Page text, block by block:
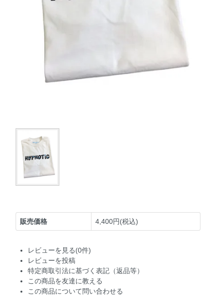
販売価格 4,400円(税込)
レビューを見る(0件)
レビューを投稿
特定商取引法に基づく表記（返品等）
この商品を友達に教える
この商品について問い合わせる